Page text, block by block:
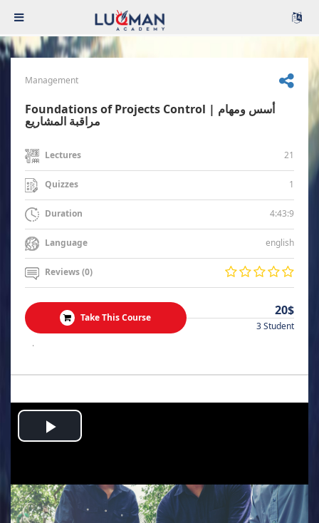
Management
Foundations of Projects Control | أسس ومهام
مراقبة المشاريع
Lectures 21
Quizzes 1
Duration 4:43:9
Language english
Reviews (0)
Take This Course 20$
3 Student
.
Play